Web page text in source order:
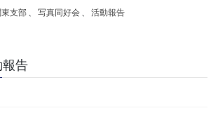
支部 写真同好会 活動報告
告